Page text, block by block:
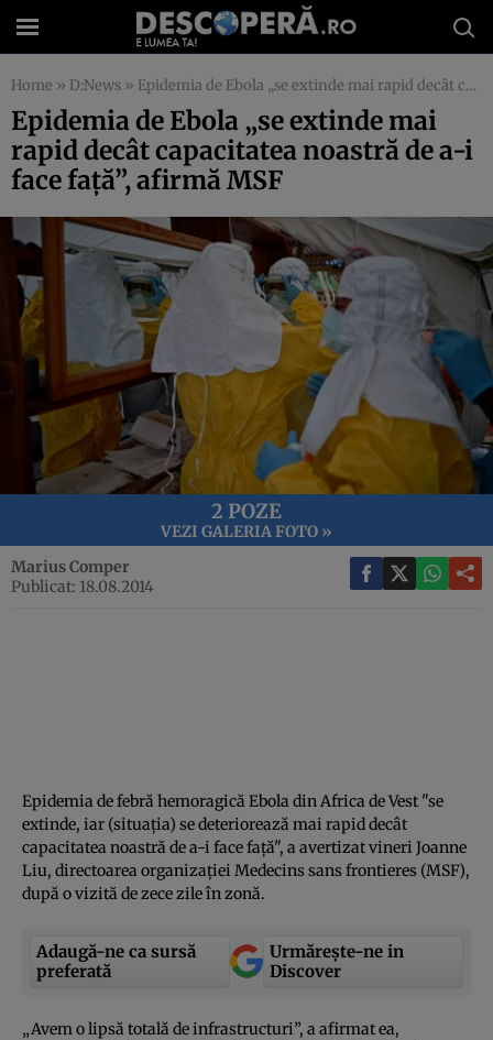
Home » D:News » Epidemia de Ebola „se extinde mai rapid decât capacitatea noastră de a-i face faţă”, afirmă MSF
Epidemia de Ebola „se extinde mai
rapid decât capacitatea noastră de a-i
face faţă”, afirmă MSF
2 POZE
VEZI GALERIA FOTO »
Marius Comper
Publicat: 18.08.2014
Epidemia de febră hemoragică Ebola din Africa de Vest "se
extinde, iar (situaţia) se deteriorează mai rapid decât
capacitatea noastră de a-i face faţă", a avertizat vineri Joanne
Liu, directoarea organizaţiei Medecins sans frontieres (MSF),
după o vizită de zece zile în zonă.
Adaugă-ne ca sursă
preferată
Urmărește-ne in
Discover
„Avem o lipsă totală de infrastructuri”, a afirmat ea,